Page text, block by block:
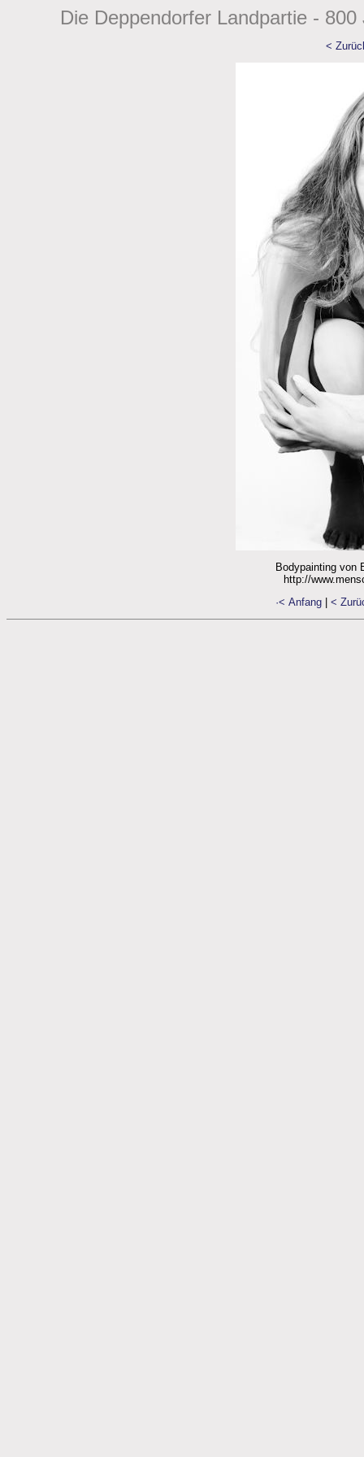
Die Deppendorfer Landpartie -
<
Bodypainting von
http://
·< Anfang| <